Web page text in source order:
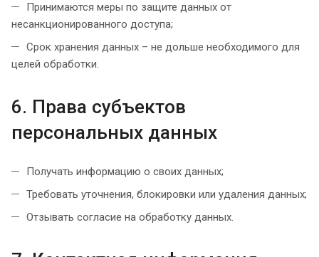
Принимаются меры по защите данных от
несанкционированного доступа;
Срок хранения данных – не дольше необходимого для
целей обработки.
6. Права субъектов
персональных данных
Получать информацию о своих данных;
Требовать уточнения, блокировки или удаления данных;
Отзывать согласие на обработку данных.